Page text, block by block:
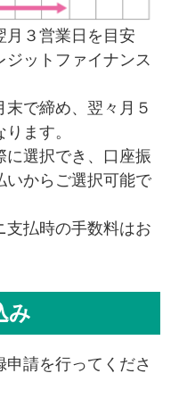
月３営業日を目安
ットファイナンス
で締め、翌々月５
ます。
に選択でき、口座振
いからご選択可能で
支払時の手数料はお
み
申請を行ってくださ